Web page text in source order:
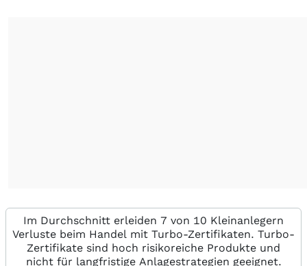
Im Durchschnitt erleiden 7 von 10 Kleinanlegern
Verluste beim Handel mit Turbo-Zertifikaten. Turbo-
Zertifikate sind hoch risikoreiche Produkte und
nicht für langfristige Anlagestrategien geeignet.